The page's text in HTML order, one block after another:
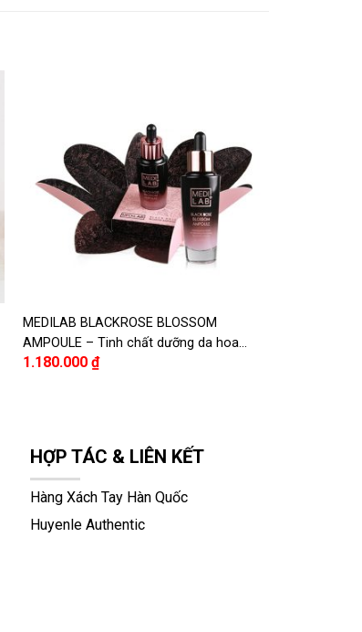
MEDILAB BLACKROSE BLOSSOM
AMPOULE – Tinh chất dưỡng da hoa
hồng đen
1.180.000 ₫
HỢP TÁC & LIÊN KẾT
Hàng Xách Tay Hàn Quốc
Huyenle Authentic